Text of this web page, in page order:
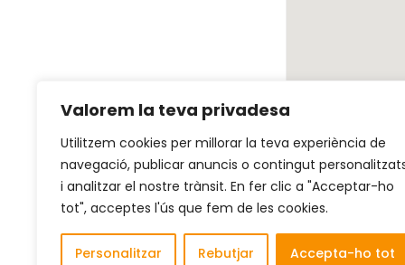
Valorem la teva privadesa
Utilitzem cookies per millorar la teva experiència de
navegació, publicar anuncis o contingut
i analitzar el nostre trànsit. En fer clic a "Acceptar-ho
tot", acceptes l'ús que fem de les cookies.
Personalitzar Rebutjar Accepta-ho tot